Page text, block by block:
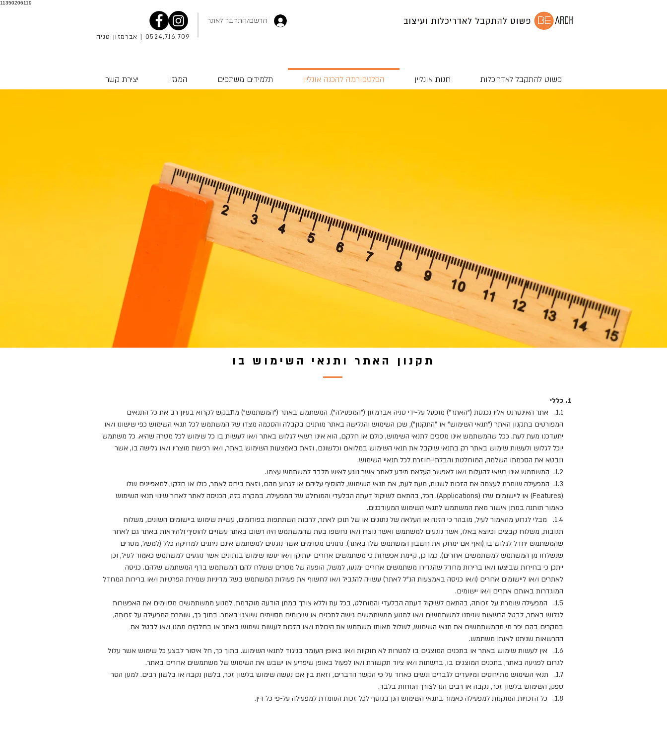
11350206119
הרשם/התחבר לאתר
0524.716.709 | אברמזון טניה
פשוט להתקבל לאדריכלות חנות אונליין הפלטפורמה להכנה אונליין תלמידים משתפים המגזין יצירת קשר
תקנון האתר ותנאי השימוש בו
כללי
1.1. אתר האינטרנט אליו נכנסת ("האתר") מופעל על-ידי טניה אברמזון ("המפעילה"). המשתמש באתר ("המשתמש") מתבקש לקרוא בעיון רב את כל התנאים
המפורטים בתקנון האתר ("תנאי השימוש" או "התקנון"), שכן השימוש והגלישה באתר מותנים בקבלה והסכמה מצדו של המשתמש לכל תנאי השימוש כפי שישונו ו/או
יתעדכנו מעת לעת. ככל שהמשתמש אינו מסכים לתנאי השימוש, כולם או חלקם, הוא אינו רשאי לגלוש באתר ו/או לעשות בו כל שימוש לכל מטרה שהיא. כל משתמש
יוכל לגלוש ולעשות שימוש באתר רק בתנאי שיקבל את תנאי השימוש במלואם וכלשונם, וזאת באמצעות השימוש באתר, ו/או רכישת מוצריו ו/או גלישה בו, אשר
תבטא את הסכמתו השלמה, המוחלטת והבלתי-חוזרת לכל תנאיי השימוש.
1.2. המשתמש אינו רשאי להעלות ו/או לאפשר העלאת מידע לאתר אשר נוגע לאיש מלבד למשתמש עצמו.
1.3. המפעילה שומרת לעצמה את הזכות לשנות, מעת לעת, את תנאי השימוש, להוסיף עליהם או לגרוע מהם, וזאת ביחס לאתר, כולו או חלקו, למאפיינים שלו
(Features) או ליישומים שלו (Applications). הכל, בהתאם לשיקול דעתה הבלעדי והמוחלט של המפעילה. במקרה כזה, הכניסה לאתר לאחר שינוי תנאי השימוש
כאמור תותנה במתן אישור מאת המשתמש לתנאי השימוש המעודכנים.
1.4. מבלי לגרוע מהאמור לעיל, מובהר כי הזנה או העלאה של נתונים או של תוכן לאתר, לרבות השתתפות בפורומים, עשיית שימוש ביישומים השונים, משלוח
תגובות, משלוח קבצים וכיוצא באלו, אשר נוגעים למשתמש ואשר נוצרו ו/או נחשפו בעת שהמשתמש היה רשום באתר עשויים להוסיף ולהיראות באתר גם לאחר
שהמשתמש יחדל לגלוש בו (ואף אם ימחק את חשבון המשתמש שלו באתר). נתונים מסוימים אשר נוגעים למשתמש אינם ניתנים למחיקה כלל (למשל, מסרים
שנשלחו מן המשתמש למשתמשים אחרים). כמו כן, קיימת אפשרות כי משתמשים אחרים יעתיקו ו/או יעשו שימוש בנתונים אשר נוגעים למשתמש כאמור לעיל, וכן
ייתכן כי בחירות שביצעו ו/או ברירות מחדל שהגדירו משתמשים אחרים ימנעו, למשל, הופעה של מסרים ששלח להם המשתמש בדף המשתמש שלהם. כניסה
לאתרים ו/או ליישומים אחרים (ו/או כניסה באמצעות הנ"ל לאתר) עשויה להגביל ו/או לחשוף את פעולות המשתמש בשל מדיניות שמירת הפרטיות ו/או ברירות המחדל
המוגדרות באותם אתרים ו/או יישומים.
1.5. המפעילה שומרת על זכותה, בהתאם לשיקול דעתה הבלעדי והמוחלט, בכל עת וללא צורך במתן הודעה מוקדמת, למנוע ממשתמשים מסוימים את האפשרות
לגלוש באתר, לבטל הרשאות שניתנו למשתמשים ו/או למנוע ממשתמשים גישה לתכנים או שירותים מסוימים שיוצגו באתר. בתוך כך, שומרת המפעילה על זכותה,
במקרים בהם יפר מי מהמשתמשים את תנאי השימוש, לשלול מאותו משתמש את היכולת ו/או הזכות לעשות שימוש באתר או בחלקים ממנו ו/או לבטל את
ההרשאות שניתנו לאותו משתמש.
1.6. אין לעשות שימוש באתר או בתכנים המוצגים בו למטרות לא חוקיות ו/או באופן העומד בניגוד לתנאי השימוש. בתוך כך, חל איסור לבצע כל שימוש אשר עלול
לגרום לפגיעה באתר, בתכנים המוצגים בו, ברשתות ו/או ציוד תקשורת ו/או לפעול באופן שיפריע או ישבש את השימוש של משתמשים אחרים באתר.
1.7. תנאי השימוש מתייחסים ומיועדים לגברים ונשים כאחד על פי הקשר הדברים, וזאת בין אם נעשה שימוש בלשון זכר, בלשון נקבה או בלשון רבים. למען הסר
ספק, השימוש בלשון זכר, נקבה או רבים הנו לצורך הנוחות בלבד.
1.8. כל הזכויות המוקנות למפעילה כאמור בתנאי השימוש הנן בנוסף לכל זכות העומדת למפעילה על-פי כל דין.